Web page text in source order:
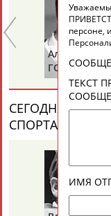
ТАБЛО
ЦЕЛИ ПРОЕКТА
Вопросы сотрудничества
Стадион, 1998-2026
Адресов в новостной
Подпишись
Александр
ГОРЕЛИК
СЕГОДНЯ ДЕНЬ
СПОРТА (2
персоне,
ТЕКСТ
ИМЯ